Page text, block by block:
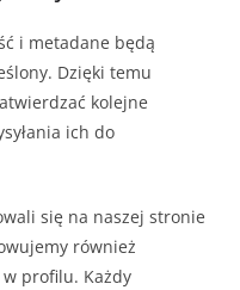
i metadane będą
Dzięki temu
kolejne
ich do
się na naszej stronie
również
profilu. Każdy